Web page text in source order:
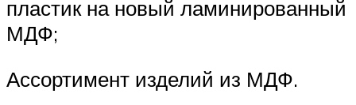
пластик на новый ламинированный
МДФ;
Ассортимент изделий из МДФ.